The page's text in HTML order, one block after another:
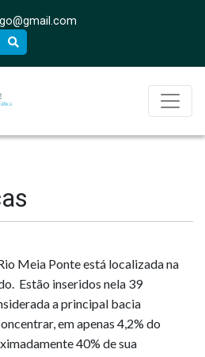
Meia Ponte está localizada na
Estão inseridos nela 39
a principal bacia
em apenas 4,2% do
40% de sua